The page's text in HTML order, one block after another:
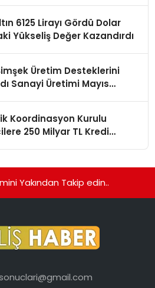
6125 Lirayı Gördü Dolar
Yükseliş Değer Kazandırdı
Üretim Desteklerini
Sanayi Üretimi Mayıs
Koordinasyon Kurulu
250 Milyar TL Kredi
Yakından Takip edin..